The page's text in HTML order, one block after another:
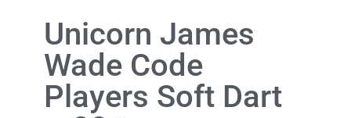
Unicorn James
Wade Code
Players Soft Dart